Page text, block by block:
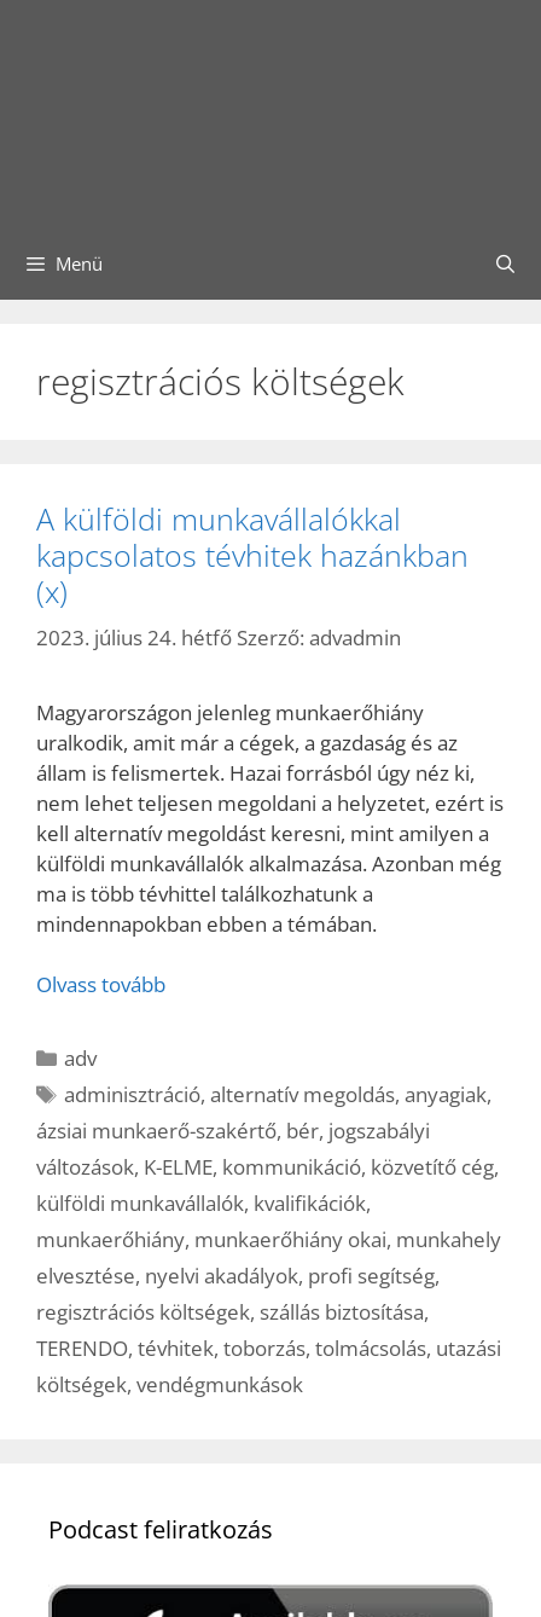
Menü
regisztrációs költségek
A külföldi munkavállalókkal
kapcsolatos tévhitek hazánkban
(x)
2023. július 24. hétfő Szerző: advadmin
Magyarországon jelenleg munkaerőhiány
uralkodik, amit már a cégek, a gazdaság és az
állam is felismertek. Hazai forrásból úgy néz ki,
nem lehet teljesen megoldani a helyzetet, ezért is
kell alternatív megoldást keresni, mint amilyen a
külföldi munkavállalók alkalmazása. Azonban még
ma is több tévhittel találkozhatunk a
mindennapokban ebben a témában.
Olvass tovább
Kategória
adv
Címkék
adminisztráció,alternatív megoldás,anyagiak,
ázsiai munkaerő-szakértő, bér, jogszabályi
változások, K-ELME, kommunikáció, közvetítő cég,
külföldi munkavállalók, kvalifikációk,
munkaerőhiány, munkaerőhiány okai, munkahely
elvesztése, nyelvi akadályok, profi segítség,
regisztrációs költségek, szállás biztosítása,
TERENDO, tévhitek, toborzás, tolmácsolás, utazási
költségek, vendégmunkások
Podcast feliratkozás